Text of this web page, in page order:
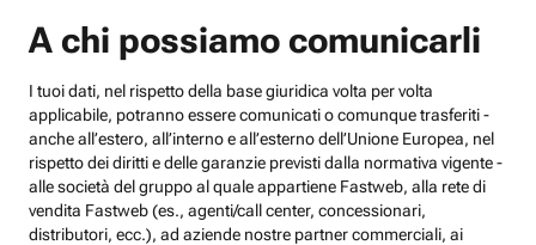
A chi possiamo comunicarli
I tuoi dati, nel rispetto della base giuridica volta per volta
applicabile, potranno essere comunicati o comunque trasferiti -
anche all’estero, all’interno e all’esterno dell’Unione Europea, nel
rispetto dei diritti e delle garanzie previsti dalla normativa vigente -
alle società del gruppo al quale appartiene Fastweb, alla rete di
vendita Fastweb (es., agenti/call center, concessionari,
distributori, ecc.), ad aziende nostre partner commerciali, ai